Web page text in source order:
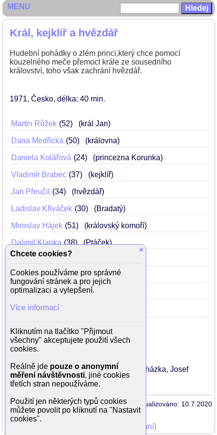
Král, kejklíř a hvězdář
Hudební pohádky o zlém princi,který chce pomocí
kouzelného meče přemoct krále ze sousedního
království, toho však zachrání hvězdář.
1971 Česko délka: 40 min
Martin Růžek 52 (král Jan)
Dana Medřická 50 (královna)
Daniela Kolářová 24 (princezna Korunka)
Vladimír Brabec 37 (kejklíř)
Jan Přeučil 34 (hvězdář)
Ladislav Křiváček 30 (Bradatý)
Miroslav Hájek 51 (královský komoří)
Dalimil Klapka 38 (Ptáček)
Miloš Willig 50 (Plešatý)
Jaroslav Moučka 38 (Hřímota)
Ema Skálová
Režie: Ludvík Ráža
Scénář: Karel Šiktanc
Kamera: Věra Štinglová, František Procházka, Josef
Veselý
Aktualizováno: 10.7.2020
Mohli jste vidět v TV (zobrazit starší vysílání)
MENU
×
Chcete cookies?
Cookies používáme pro správné
fungování stránek a pro jejich
optimalizaci a vylepšení.
Více informací
Kliknutím na tlačítko "Přijmout
všechny" akceptujete použití všech
cookies.
Reálně jde pouze o anonymní
měření návštěvnosti, jiné cookies
třetích stran nepoužíváme.
Použití jen některých typů cookies
můžete povolit po kliknutí na "Nastavit
cookies".